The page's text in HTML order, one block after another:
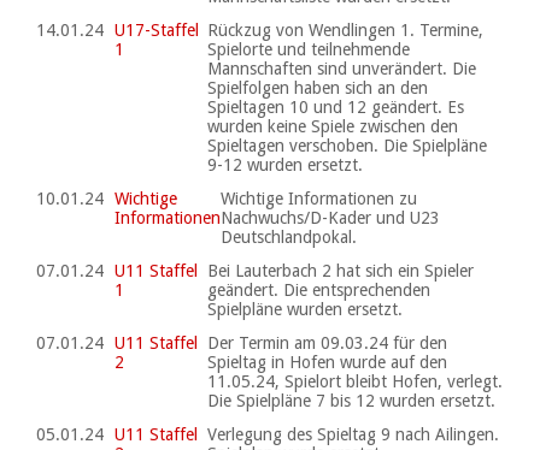
14.01.24 U17-Staffel
1
Rückzug von Wendlingen 1. Termine,
Spielorte und teilnehmende
Mannschaften sind unverändert. Die
Spielfolgen haben sich an den
Spieltagen 10 und 12 geändert. Es
wurden keine Spiele zwischen den
Spieltagen verschoben. Die Spielpläne
9-12 wurden ersetzt.
10.01.24 Wichtige
Informationen
Wichtige Informationen zu
Nachwuchs/D-Kader und U23
Deutschlandpokal.
07.01.24 U11 Staffel
1
Bei Lauterbach 2 hat sich ein Spieler
geändert. Die entsprechenden
Spielpläne wurden ersetzt.
07.01.24 U11 Staffel
2
Der Termin am 09.03.24 für den
Spieltag in Hofen wurde auf den
11.05.24, Spielort bleibt Hofen, verlegt.
Die Spielpläne 7 bis 12 wurden ersetzt.
05.01.24 U11 Staffel
Verlegung des Spieltag 9 nach Ailingen.